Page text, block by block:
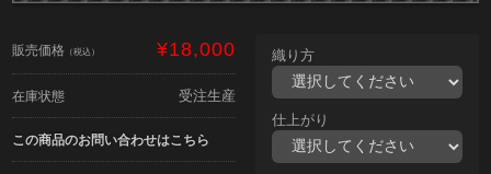
販売価格 （税込） ¥18,000
在庫状態 受注生産
この商品のお問い合わせはこちら
織り方
仕上がり